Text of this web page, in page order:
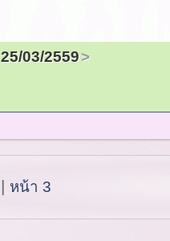
25/03/2559
หน้า 3